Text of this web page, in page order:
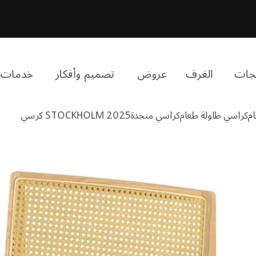
الغرف عروض تصميم وأفكار خدمات
كراسي طاولة طعامكراسي منجدةSTOCKHOLM 2025كرسي